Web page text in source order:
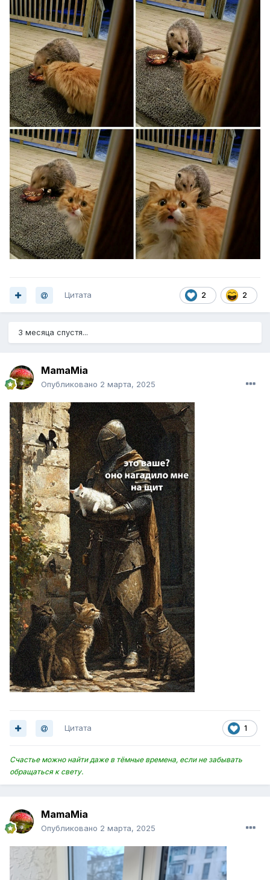
2 2
Цитата
3 месяца спустя...
MamaMia
Опубликовано 2 марта, 2025
1
Цитата
Счастье можно найти даже в тёмные времена, если не забывать
обращаться к свету.
MamaMia
Опубликовано 2 марта, 2025